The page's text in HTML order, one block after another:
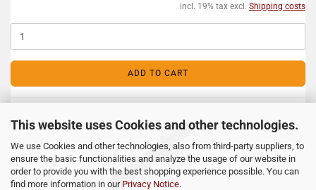
This website uses Cookies and other technologies.
We use Cookies and other technologies, also from third-party suppliers, to
ensure the basic functionalities and analyze the usage of our website in
order to provide you with the best shopping experience possible. You can
find more information in our Privacy Notice.
incl. 19% tax excl. Shipping costs
ADD TO CART